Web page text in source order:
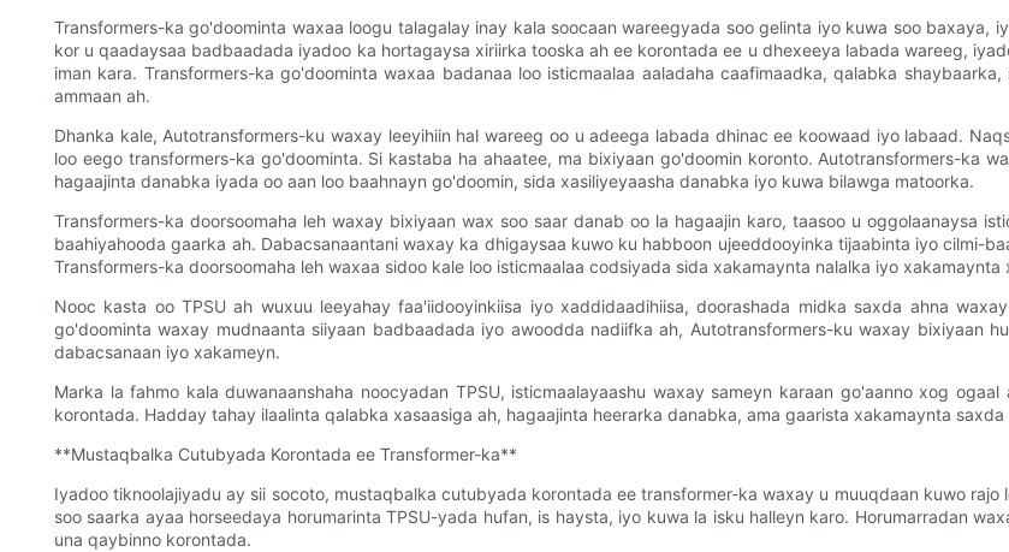
Transformers-ka go'doominta waxaa loogu talagalay inay kala soocaan wareegyada soo gelinta iyo kuwa soo baxaya,
kor u qaadaysaa badbaadada iyadoo ka hortagaysa xiriirka tooska ah ee korontada ee u dhexeeya labada wareeg,
iman kara. Transformers-ka go'doominta waxaa badanaa loo isticmaalaa aaladaha caafimaadka, qalabka
ammaan ah.
Dhanka kale, Autotransformers-ku waxay leeyihiin hal wareeg oo u adeega labada dhinac ee koowaad iyo labaad.
loo eego transformers-ka go'doominta. Si kastaba ha ahaatee, ma bixiyaan go'doomin koronto. Autotransformers-ka
hagaajinta danabka iyada oo aan loo baahnayn go'doomin, sida xasiliyeyaasha danabka iyo kuwa bilawga matoorka.
Transformers-ka doorsoomaha leh waxay bixiyaan wax soo saar danab oo la hagaajin karo, taasoo u oggolaanaysa
baahiyahooda gaarka ah. Dabacsanaantani waxay ka dhigaysaa kuwo ku habboon ujeeddooyinka tijaabinta iyo cilmi-
Transformers-ka doorsoomaha leh waxaa sidoo kale loo isticmaalaa codsiyada sida xakamaynta nalalka iyo xakamaynta
Nooc kasta oo TPSU ah wuxuu leeyahay faa'iidooyinkiisa iyo xaddidaadihiisa, doorashada midka saxda ahna
go'doominta waxay mudnaanta siiyaan badbaadada iyo awoodda nadiifka ah, Autotransformers-ku waxay bixiyaan
dabacsanaan iyo xakameyn.
Marka la fahmo kala duwanaanshaha noocyadan TPSU, isticmaalayaashu waxay sameyn karaan go'aanno xog
korontada. Hadday tahay ilaalinta qalabka xasaasiga ah, hagaajinta heerarka danabka, ama gaarista xakamaynta
**Mustaqbalka Cutubyada Korontada ee Transformer-ka**
Iyadoo tiknoolajiyadu ay sii socoto, mustaqbalka cutubyada korontada ee transformer-ka waxay u muuqdaan kuwo
soo saarka ayaa horseedaya horumarinta TPSU-yada hufan, is haysta, iyo kuwa la isku halleyn karo. Horumarradan
una qaybinno korontada.